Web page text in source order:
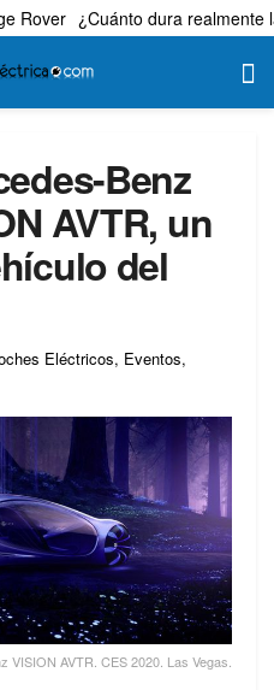
Rover ¿Cuánto dura realmente
Benz
AVTR, un
del
Eléctricos, Eventos,
VISION AVTR. CES 2020. Las Vegas.